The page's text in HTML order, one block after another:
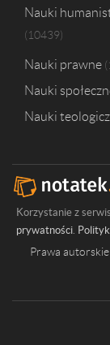
Nauki
10439
Nauki prawne
Nauki
Nauki
Korzystanie z
prywatności.
Prawa autorskie